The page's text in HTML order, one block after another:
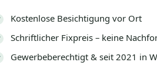
Kostenlose Besichtigung vor Ort
Schriftlicher Fixpreis – keine
Gewerbeberechtigt & seit 2021 in